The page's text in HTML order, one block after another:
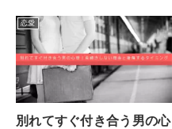
恋愛
別れてすぐ付き合う男の心